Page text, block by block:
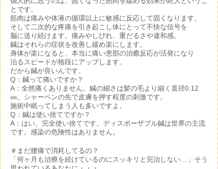
とです。
筋肉は痛みや体液の循環以上に敏感に反応して固くなります。
そして二次的な疼痛を引き起こし体にとって不快な信号を
脳に送り続けます。痛みやしびれ、重だるさや違和感。
鍼はそれらの症状を改善し緩め楽にします。
身体が楽になると、本当に痛い患部の治癒反応が活発になり
治るスピードが格段にアップします。
だから鍼が良いんです。
Q：鍼って痛いですか？
A：全然痛くありません。鍼の細さは髪の毛より細く直径0.12
㎜。シャーペンの先で皮膚を押す程度の刺激です。
施術中眠ってしまう人も多いですよ。
Q：鍼は使い捨てですか？
A：はい。完全使い捨てです。ディスポーザブル鍼は世界の主流
です。感染の危険性はありません。
＃まだ腰痛で消耗してるの？
「何ヶ月も治療を続けているのにスッキリと完治しない…」そう